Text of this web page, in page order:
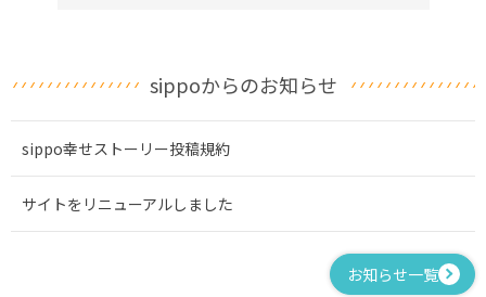
sippoからのお知らせ
sippo幸せストーリー投稿規約
サイトをリニューアルしました
お知らせ一覧